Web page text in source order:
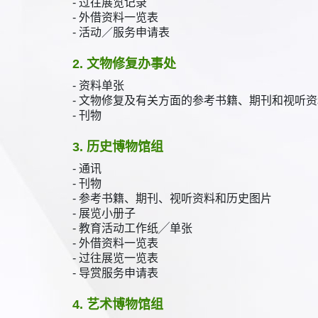
- 过往展览记录
- 外借资料一览表
- 活动／服务申请表
2. 文物修复办事处
- 资料单张
- 文物修复及有关方面的参考书籍、期刊和视听
- 刊物
3. 历史博物馆组
- 通讯
- 刊物
- 参考书籍、期刊、视听资料和历史图片
- 展览小册子
- 教育活动工作纸╱单张
- 外借资料一览表
- 过往展览一览表
- 导赏服务申请表
4. 艺术博物馆组